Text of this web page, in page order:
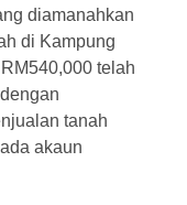
diamanahkan
di Kampung
telah
tanah
akaun